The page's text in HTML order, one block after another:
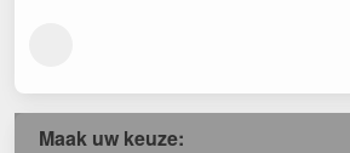
Maak uw keuze: